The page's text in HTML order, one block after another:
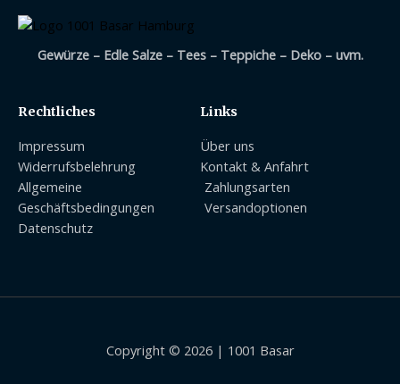
Gewürze – Edle Salze – Tees – Teppiche – Deko – uvm.
Rechtliches
Impressum
Widerrufsbelehrung
Allgemeine
Geschäftsbedingungen
Datenschutz
Links
Über uns
Kontakt & Anfahrt
Zahlungsarten
Versandoptionen
Copyright © 2026 | 1001 Basar